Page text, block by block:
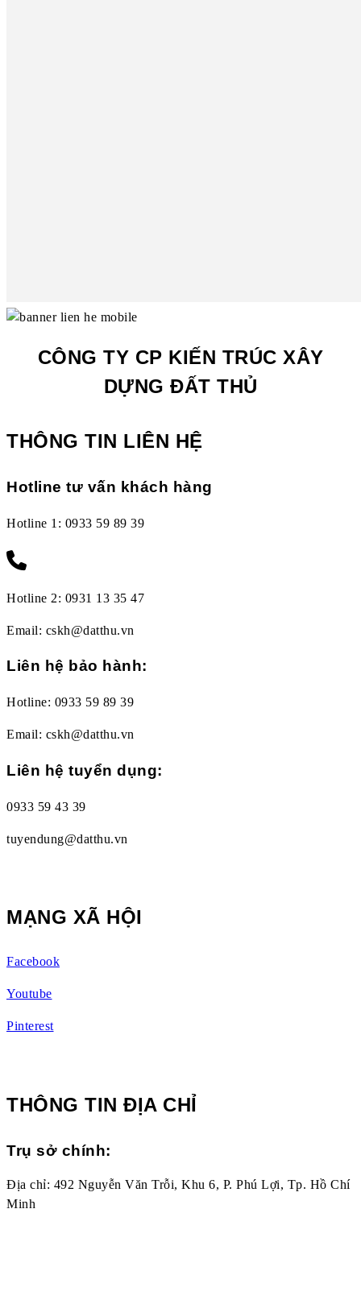
CÔNG TY CP KIẾN TRÚC XÂY
DỰNG ĐẤT THỦ
THÔNG TIN LIÊN HỆ
Hotline tư vấn khách hàng
Hotline 1: 0933 59 89 39
Hotline 2: 0931 13 35 47
Email: cskh@datthu.vn
Liên hệ bảo hành:
Hotline: 0933 59 89 39
Email: cskh@datthu.vn
Liên hệ tuyển dụng:
0933 59 43 39
tuyendung@datthu.vn
MẠNG XÃ HỘI
Facebook
Youtube
Pinterest
THÔNG TIN ĐỊA CHỈ
Trụ sở chính:
Địa chỉ: 492 Nguyễn Văn Trỗi, Khu 6, P. Phú Lợi, Tp. Hồ Chí
Minh